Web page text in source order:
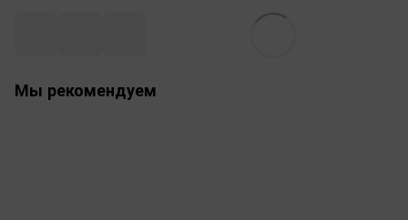
Мы рекомендуем